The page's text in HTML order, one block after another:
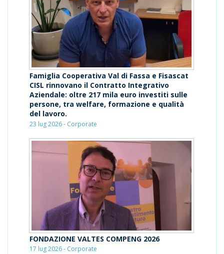
Famiglia Cooperativa Val di Fassa e Fisascat
CISL rinnovano il Contratto Integrativo
Aziendale: oltre 217 mila euro investiti sulle
persone, tra welfare, formazione e qualità
del lavoro.
23 lug 2026 - Corporate
FONDAZIONE VALTES COMPENG 2026
17 lug 2026 - Corporate